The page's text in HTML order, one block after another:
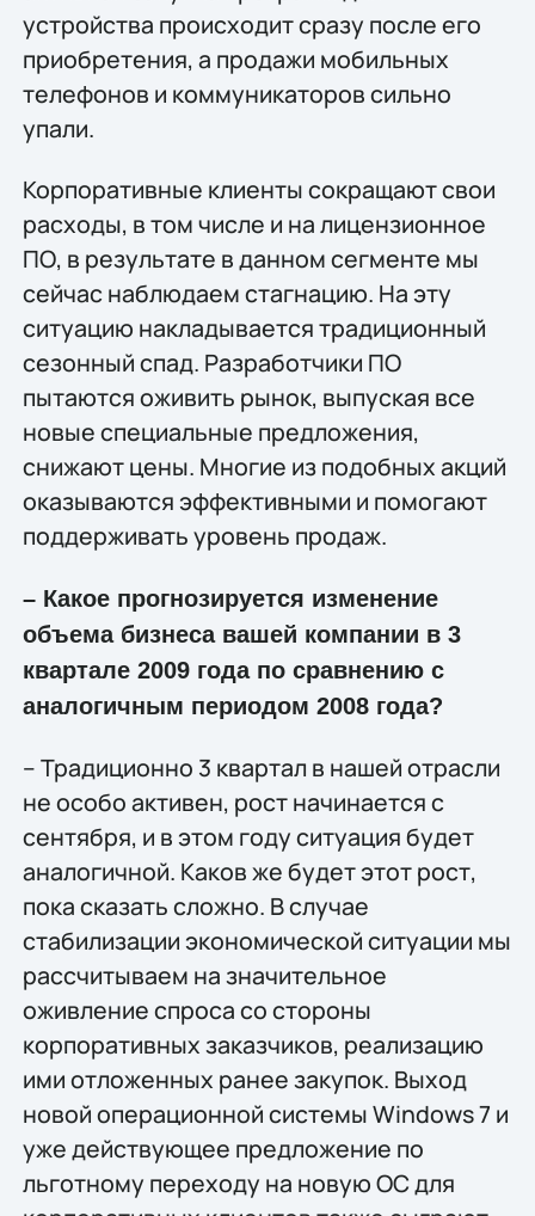
устройства происходит сразу после его
приобретения, а продажи мобильных
телефонов и коммуникаторов сильно
упали.
Корпоративные клиенты сокращают свои
расходы, в том числе и на лицензионное
ПО, в результате в данном сегменте мы
сейчас наблюдаем стагнацию. На эту
ситуацию накладывается традиционный
сезонный спад. Разработчики ПО
пытаются оживить рынок, выпуская все
новые специальные предложения,
снижают цены. Многие из подобных акций
оказываются эффективными и помогают
поддерживать уровень продаж.
– Какое прогнозируется изменение
объема бизнеса вашей компании в 3
квартале 2009 года по сравнению с
аналогичным периодом 2008 года?
– Традиционно 3 квартал в нашей отрасли
не особо активен, рост начинается с
сентября, и в этом году ситуация будет
аналогичной. Каков же будет этот рост,
пока сказать сложно. В случае
стабилизации экономической ситуации мы
рассчитываем на значительное
оживление спроса со стороны
корпоративных заказчиков, реализацию
ими отложенных ранее закупок. Выход
новой операционной системы Windows 7 и
уже действующее предложение по
льготному переходу на новую ОС для